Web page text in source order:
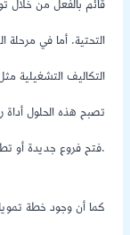
قائم بالفعل من خلال
التحتية. أما في
التكاليف التشغيلية
تصبح هذه الحلول أداة
فتح فروع جديدة أو تطوير المنتجات والخدمات.
كما أن وجود خطة